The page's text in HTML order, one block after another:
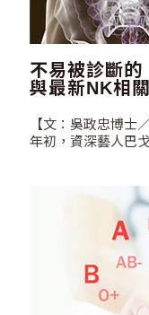
不易被診斷的
與最新NK相
【文：吳政忠博士／
年初，資深藝人巴
瘤已擴散轉移；且
全球疾病負擔研究